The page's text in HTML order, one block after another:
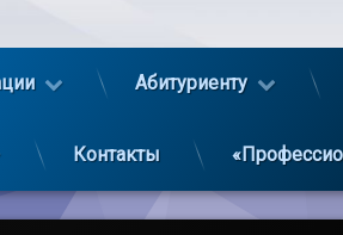
Абитуриенту
Контакты